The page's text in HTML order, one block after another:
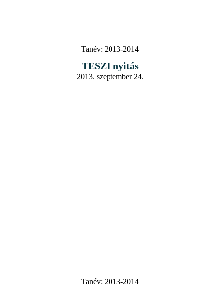
Tanév: 2013-2014
TESZI nyitás
2013. szeptember 24.
Tanév: 2013-2014